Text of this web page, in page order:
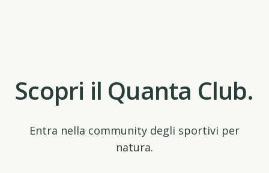
Scopri il Quanta Club.
Entra nella community degli sportivi per
natura.